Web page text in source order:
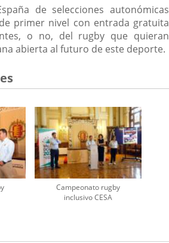
de selecciones autonómicas
primer nivel con entrada gratuita
o no, del rugby que quieran
abierta al futuro de este deporte.
Campeonato rugby
inclusivo CESA